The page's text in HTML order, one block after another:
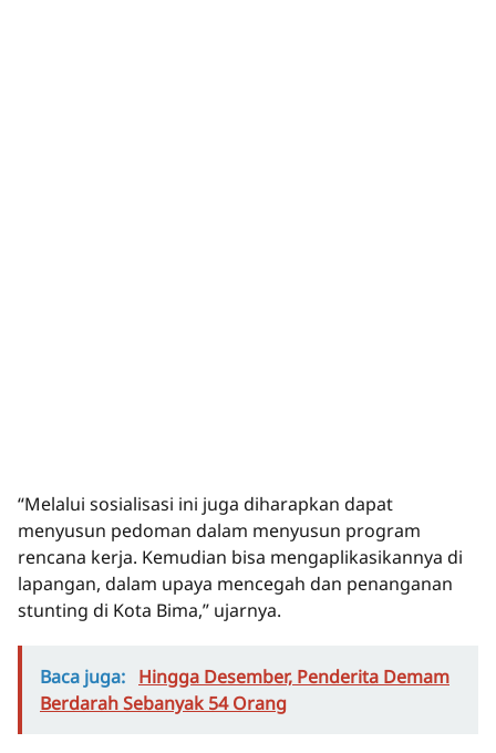
“Melalui sosialisasi ini juga diharapkan dapat
menyusun pedoman dalam menyusun program
rencana kerja. Kemudian bisa mengaplikasikannya di
lapangan, dalam upaya mencegah dan penanganan
stunting di Kota Bima,” ujarnya.
Baca juga: Hingga Desember, Penderita Demam
Berdarah Sebanyak 54 Orang